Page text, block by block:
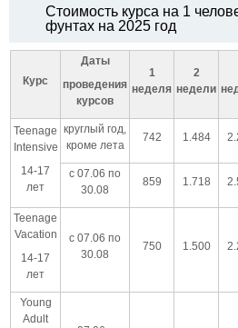
Стоимость курса на 1
фунтах на 2025 год
Курс
Даты
проведения
курсов
1
неделя
2
недели
Teenage
Intensive
14-17
лет
круглый год,
кроме лета
742 1.484
с 07.06 по
30.08
859 1.718
Teenage
Vacation
14-17
лет
с 07.06 по
30.08
750 1.500
Young
Adult